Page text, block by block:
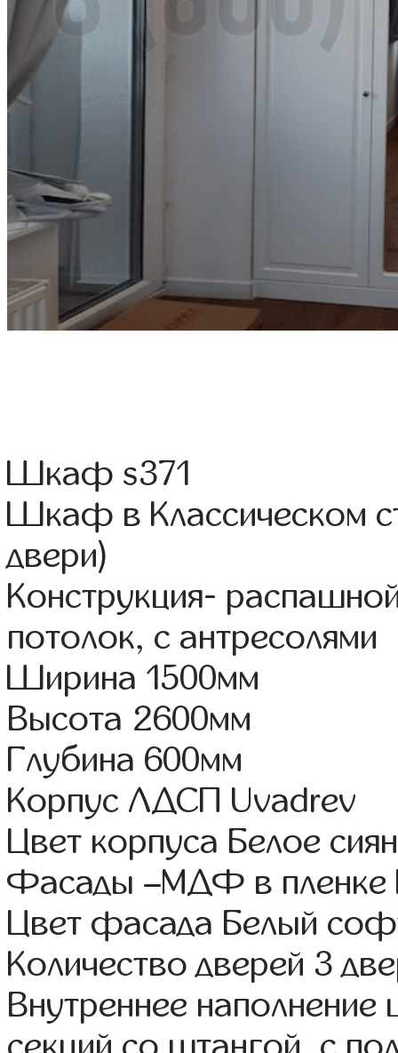
Шкаф s371
Шкаф в Классическом
двери)
Конструкция-
потолок, с антресолями
Ширина 1500мм
Высота 2600мм
Глубина 600мм
Корпус ЛДСП Uvadrev
Цвет корпуса Белое
Фасады –МДФ в пленке
Цвет фасада Белый
Количество дверей 3
Внутреннее